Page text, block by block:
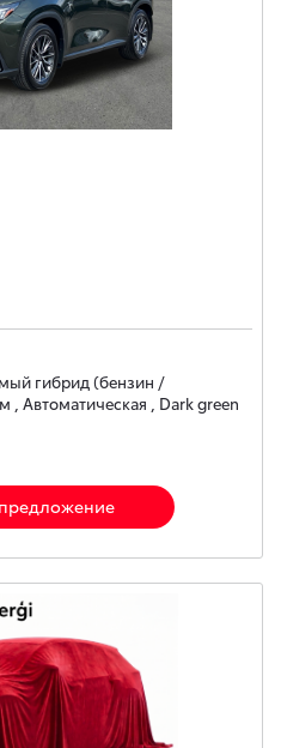
гибрид (бензин /
, Автоматическая , Dark green